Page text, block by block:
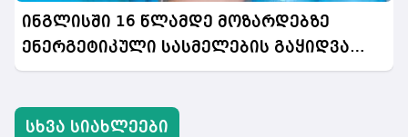
ინგლისში 16 წლამდე მოზარდებზე
ენერგეტიკული სასმელების გაყიდვა
აიკრძალება
სხვა სიახლეები